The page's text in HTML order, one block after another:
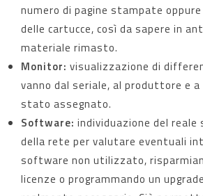
numero di pagine stampate
delle cartucce, così da sapere in
materiale rimasto.
Monitor: visualizzazione di
vanno dal seriale, al produttore e
stato assegnato.
Software: individuazione del
della rete per valutare eventuali
software non utilizzato,
licenze o programmando un